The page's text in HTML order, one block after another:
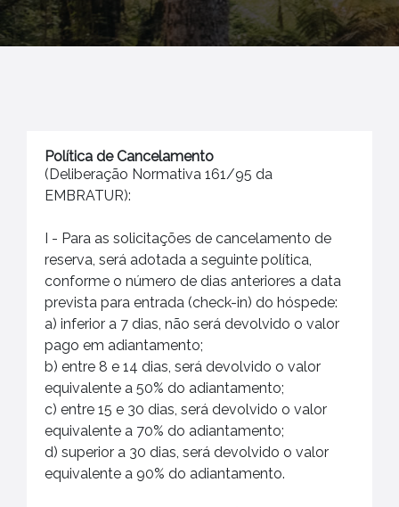
Política de Cancelamento
(Deliberação Normativa 161/95 da
EMBRATUR):
I - Para as solicitações de cancelamento de
reserva, será adotada a seguinte política,
conforme o número de dias anteriores a data
prevista para entrada (check-in) do hóspede:
a) inferior a 7 dias, não será devolvido o valor
pago em adiantamento;
b) entre 8 e 14 dias, será devolvido o valor
equivalente a 50% do adiantamento;
c) entre 15 e 30 dias, será devolvido o valor
equivalente a 70% do adiantamento;
d) superior a 30 dias, será devolvido o valor
equivalente a 90% do adiantamento.